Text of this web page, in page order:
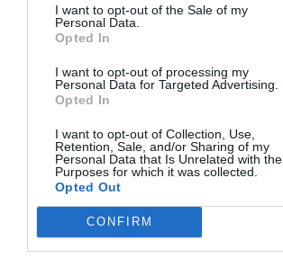
I want to opt-out of the Sale of my
Personal Data.
Opted In
I want to opt-out of processing my
Personal Data for Targeted Advertising.
Opted In
I want to opt-out of Collection, Use,
Retention, Sale, and/or Sharing of my
Personal Data that Is Unrelated with the
Purposes for which it was collected.
Opted Out
CONFIRM